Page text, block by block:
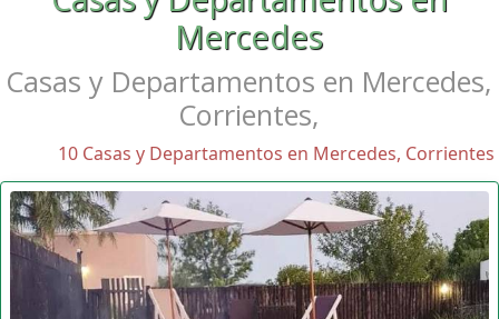
Mercedes
Casas y Departamentos en Mercedes,
Corrientes,
10 Casas y Departamentos en Mercedes, Corrientes